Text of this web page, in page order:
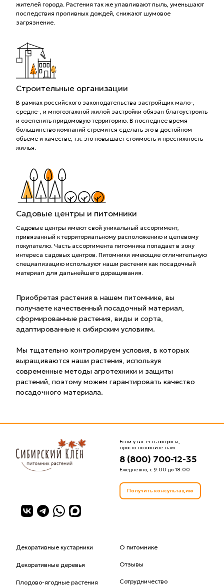
жителей города. Растения так же улавливают пыль, уменьшают
последствия проливных дождей, снижают шумовое
загрязнение.
Строительные организации
В рамках российского законодательства застройщик мало-,
средне-, и многоэтажной жилой застройки обязан благоустроить
и озеленить придомовую территорию. В последнее время
большинство компаний стремится сделать это в достойном
объёме и качестве, т.к. это повышает стоимость и престижность
жилья.
Садовые центры и питомники
Садовые центры имеют свой уникальный ассортимент,
привязанный к территориальному расположению и целевому
покупателю. Часть ассортимента питомника попадает в зону
интереса садовых центров. Питомники имеющие отличительную
специализацию используют наши растения как посадочный
материал для дальнейшего доращивания.
Приобретая растения в нашем питомнике, вы
получаете качественный посадочный материал,
сформированные растения, виды и сорта,
адаптированные к сибирским условиям.
Мы тщательно контролируем условия, в которых
выращиваются наши растения, используя
современные методы агротехники и защиты
растений, поэтому можем гарантировать качество
посадочного материала.
Если у вас есть вопросы,
просто позвоните нам
8 (800) 700-12-35
Ежедневно, с 9:00 до 18:00
Получить консультацию
Декоративные кустарники
Декоративные деревья
Плодово-ягодные растения
О питомнике
Отзывы
Сотрудничество